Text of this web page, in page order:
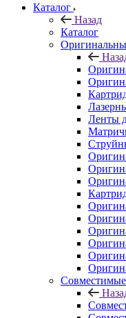
Каталог
Назад
Каталог
Ленты